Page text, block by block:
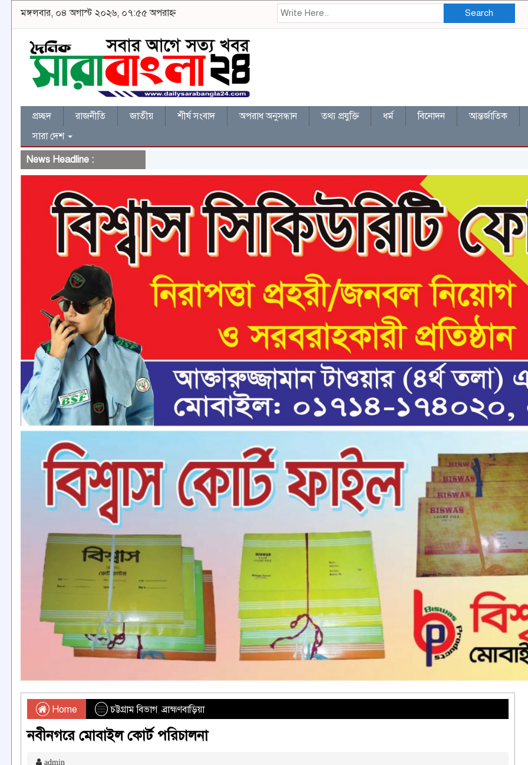
মঙ্গলবার, ০৪ অগাস্ট ২০২৬, ০৭:৫৫ অপরাহ্ন Search
প্রচ্ছদ রাজনীতি জাতীয় শীর্ষ সংবাদ অপরাধ অনুসন্ধান তথ্য প্রযুক্তি ধর্ম বিনোদন আন্তর্জাতিক
সারা দেশ
News Headline :
Home চট্টগ্রাম বিভাগ,ব্রাহ্মণবাড়িয়া
নবীনগরে মোবাইল কোর্ট পরিচালনা
admin